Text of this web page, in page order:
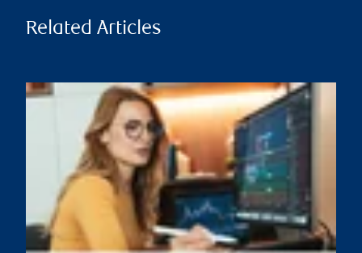
Related Articles